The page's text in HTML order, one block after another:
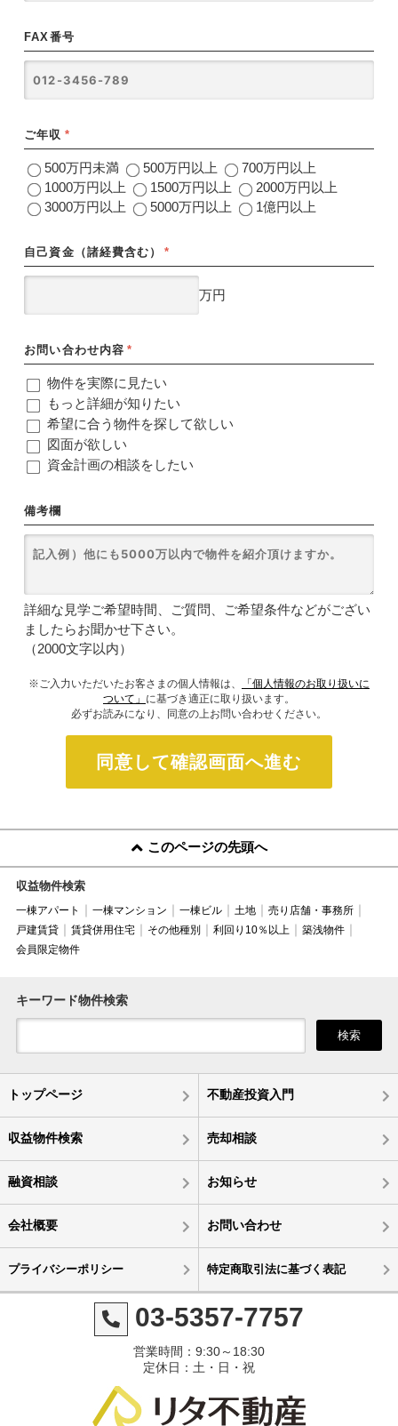
FAX番号
ご年収 *
500万円未満 500万円以上
700万円以上
1000万円以上
1500万円以上
2000万円以上
3000万円以上
5000万円以上 1億円以上
自己資金（諸経費含む） *
万円
お問い合わせ内容 *
物件を実際に見たい
もっと詳細が知りたい
希望に合う物件を探して欲しい
図面が欲しい
資金計画の相談をしたい
備考欄
詳細な見学ご希望時間、ご質問、ご希望条件などがござい
ましたらお聞かせ下さい。
（2000文字以内）
※ご入力いただいたお客さまの個人情報は、
「個人情報のお取り扱いに
ついて」 に基づき適正に取り扱います。
必ずお読みになり、同意の上お問い合わせください。
同意して確認画面へ進む
このページの先頭へ
収益物件検索
一棟アパート 一棟マンション 一棟ビル 土地
売り店舗・事務所
戸建賃貸
賃貸併用住宅 その他種別 利回り10％以上
築浅物件
会員限定物件
キーワード物件検索
検索
トップページ 不動産投資入門
収益物件検索 売却相談
融資相談 お知らせ
会社概要 お問い合わせ
プライバシーポリシー 特定商取引法に基づく表記
03-5357-7757
営業時間：9:30～18:30
定休日：土・日・祝